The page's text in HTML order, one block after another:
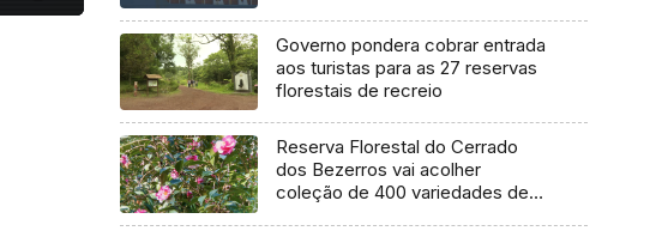
Governo pondera cobrar entrada
aos turistas para as 27 reservas
florestais de recreio
Reserva Florestal do Cerrado
dos Bezerros vai acolher
coleção de 400 variedades de